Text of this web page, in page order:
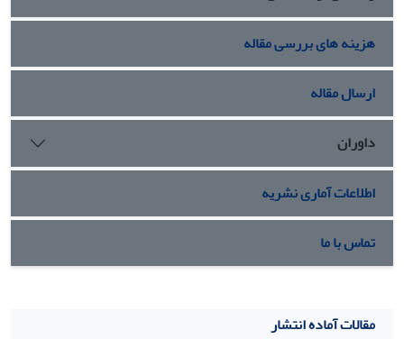
هزینه های بررسی مقاله
ارسال مقاله
داوران
اطلاعات آماری نشریه
تماس با ما
مقالات آماده انتشار